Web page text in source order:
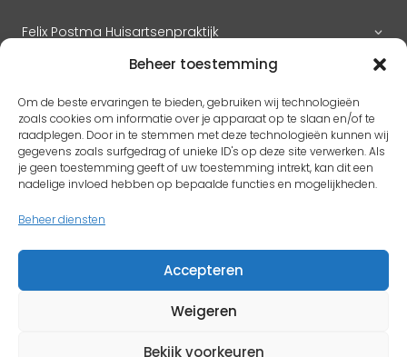
Beheer toestemming
Om de beste ervaringen te bieden, gebruiken wij technologieën
zoals cookies om informatie over je apparaat op te slaan en/of te
raadplegen. Door in te stemmen met deze technologieën kunnen wij
gegevens zoals surfgedrag of unieke ID's op deze site verwerken. Als
je geen toestemming geeft of uw toestemming intrekt, kan dit een
nadelige invloed hebben op bepaalde functies en mogelijkheden.
Beheer diensten
Accepteren
Weigeren
Bekijk voorkeuren
Felix Postma Huisartsenpraktijk
RK H. Benedictus
Adres
5397 EX Lith
pastoorlith@icloud.com
Protestantse kerk Gem. Lith en Oijen